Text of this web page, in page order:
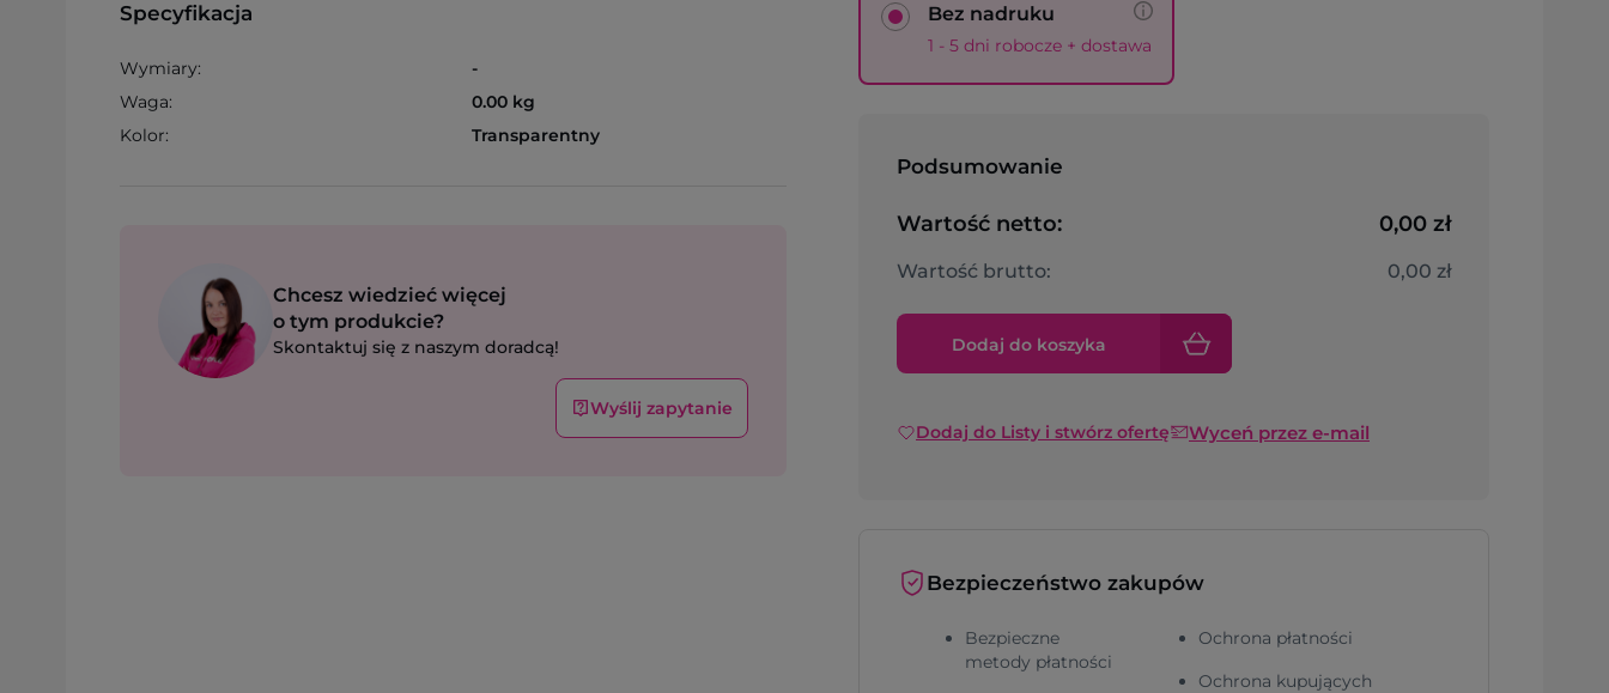
Specyfikacja
Wymiary:
-
Waga:
0.00 kg
Kolor:
Transparentny
Chcesz wiedzieć więcej
o tym produkcie?
Skontaktuj się z naszym doradcą!
Wyślij zapytanie
Bez nadruku
1 - 5 dni robocze + dostawa
Podsumowanie
Wartość netto: 0,00 zł
Wartość brutto: 0,00 zł
Dodaj do koszyka
Dodaj do Listy i stwórz ofertę Wyceń przez e-mail
Bezpieczeństwo zakupów
Bezpieczne
metody płatności
Ochrona płatności
Ochrona kupujących